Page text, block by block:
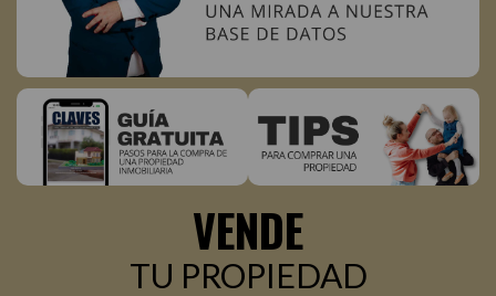
Ecard
Agregar
a
Inicio
Guardar
este
VENDE
TU PROPIEDAD